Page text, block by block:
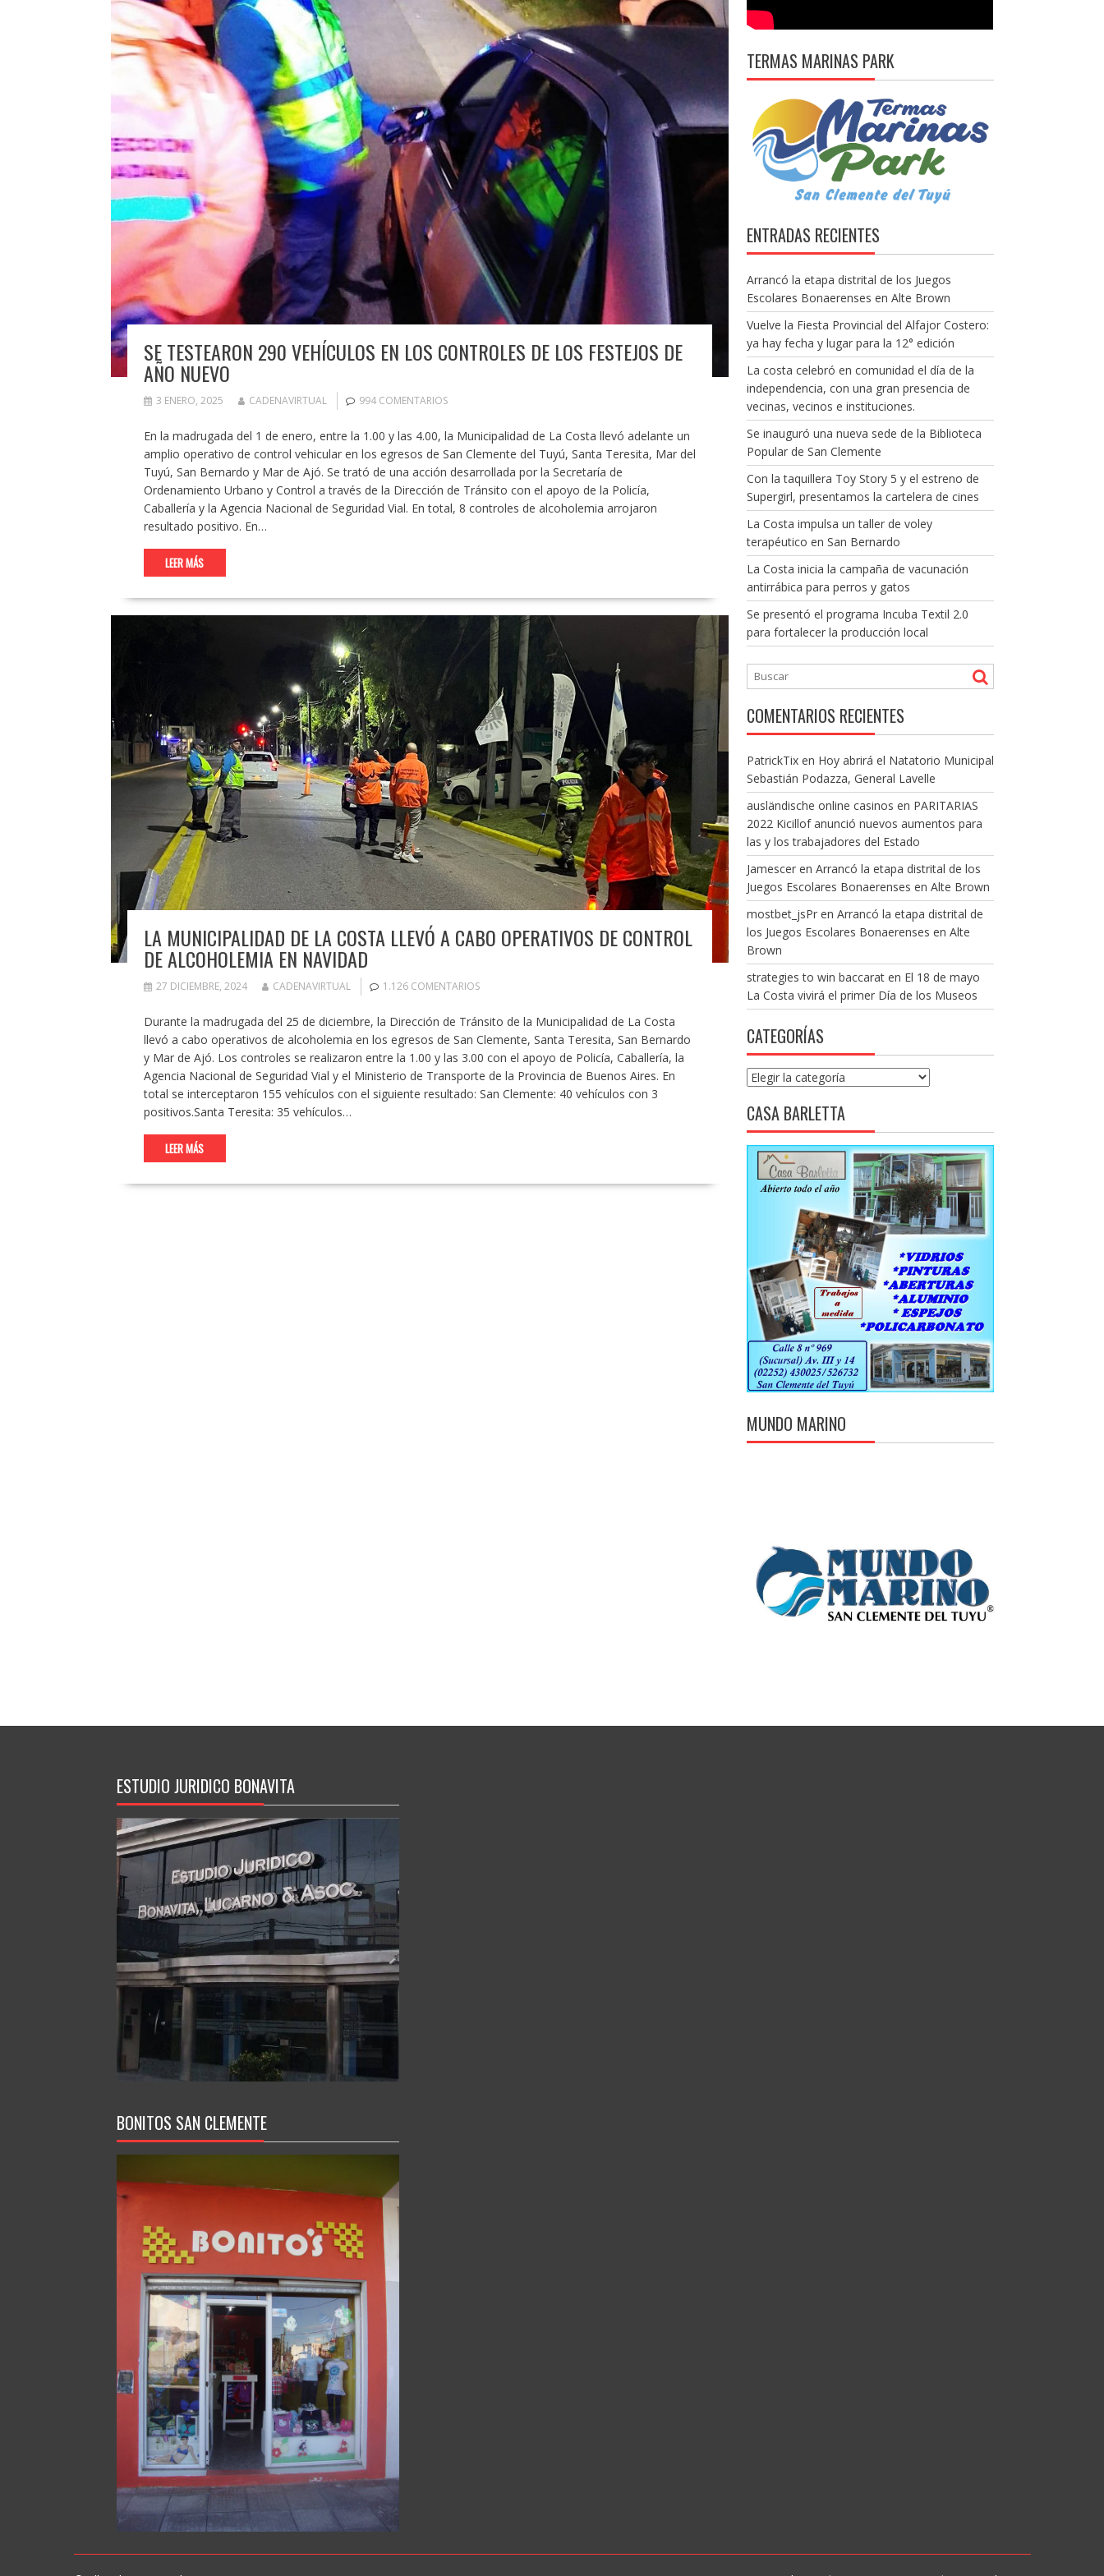
SE TESTEARON 290 VEHÍCULOS EN LOS CONTROLES DE LOS FESTEJOS DE
AÑO NUEVO
3 ENERO, 2025 CADENAVIRTUAL 994 COMENTARIOS
En la madrugada del 1 de enero, entre la 1.00 y las 4.00, la Municipalidad de La Costa llevó adelante un
amplio operativo de control vehicular en los egresos de San Clemente del Tuyú, Santa Teresita, Mar del
Tuyú, San Bernardo y Mar de Ajó. Se trató de una acción desarrollada por la Secretaría de
Ordenamiento Urbano y Control a través de la Dirección de Tránsito con el apoyo de la Policía,
Caballería y la Agencia Nacional de Seguridad Vial. En total, 8 controles de alcoholemia arrojaron
resultado positivo. En…
LEER MÁS
LA MUNICIPALIDAD DE LA COSTA LLEVÓ A CABO OPERATIVOS DE CONTROL
DE ALCOHOLEMIA EN NAVIDAD
27 DICIEMBRE, 2024 CADENAVIRTUAL 1.126 COMENTARIOS
Durante la madrugada del 25 de diciembre, la Dirección de Tránsito de la Municipalidad de La Costa
llevó a cabo operativos de alcoholemia en los egresos de San Clemente, Santa Teresita, San Bernardo
y Mar de Ajó. Los controles se realizaron entre la 1.00 y las 3.00 con el apoyo de Policía, Caballería, la
Agencia Nacional de Seguridad Vial y el Ministerio de Transporte de la Provincia de Buenos Aires. En
total se interceptaron 155 vehículos con el siguiente resultado: San Clemente: 40 vehículos con 3
positivos.Santa Teresita: 35 vehículos…
LEER MÁS
TERMAS MARINAS PARK
ENTRADAS RECIENTES
Arrancó la etapa distrital de los Juegos
Escolares Bonaerenses en Alte Brown
Vuelve la Fiesta Provincial del Alfajor Costero:
ya hay fecha y lugar para la 12° edición
La costa celebró en comunidad el día de la
independencia, con una gran presencia de
vecinas, vecinos e instituciones.
Se inauguró una nueva sede de la Biblioteca
Popular de San Clemente
Con la taquillera Toy Story 5 y el estreno de
Supergirl, presentamos la cartelera de cines
La Costa impulsa un taller de voley
terapéutico en San Bernardo
La Costa inicia la campaña de vacunación
antirrábica para perros y gatos
Se presentó el programa Incuba Textil 2.0
para fortalecer la producción local
COMENTARIOS RECIENTES
PatrickTixen Hoy abrirá el Natatorio Municipal
Sebastián Podazza, General Lavelle
ausländische online casinos en PARITARIAS
2022 Kicillof anunció nuevos aumentos para
las y los trabajadores del Estado
Jamesceren Arrancó la etapa distrital de los
Juegos Escolares Bonaerenses en Alte Brown
mostbet_jsPren Arrancó la etapa distrital de
los Juegos Escolares Bonaerenses en Alte
Brown
strategies to win baccaraten El 18 de mayo
La Costa vivirá el primer Día de los Museos
CATEGORÍAS
Categorías
CASA BARLETTA
MUNDO MARINO
ESTUDIO JURIDICO BONAVITA
BONITOS SAN CLEMENTE